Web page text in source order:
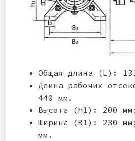
Общая длина (L):
Длина рабочих
440 мм.
Высота (h1): 200
Ширина (B1): 230
мм.